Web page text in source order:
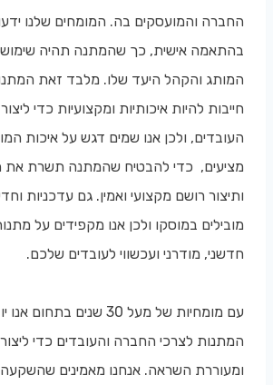
החברה והמועסקים בה. המומחים שלנו
בהתאמה אישית, כך שהמתנה תהיה
המותג והקהל היעד שלו. מלבד זאת
חייבות להיות איכותיות ומקצועיות כדי
העובדים, ולכן אנו שמים דגש על איכות
מציעים, כדי להבטיח שהמתנה תשרת את
ותיצור רושם מקצועי ואמין. גם עדכניות
מובילים במוסקו ולכן אנו מקפידים על
חדשני, מודרני ועכשווי לעובדים שלכם.
עם מומחיות של מעל 30 שנים
המתנות לצרכי החברה והעובדים כדי ליצור
ומעוררת השראה. אנחנו מאמינים שהשקעה